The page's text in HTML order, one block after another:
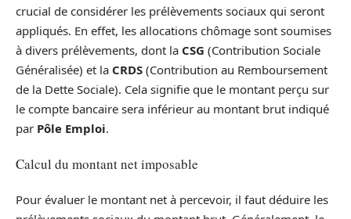
crucial de considérer les prélèvements sociaux qui seront
appliqués. En effet, les allocations chômage sont soumises
à divers prélèvements, dont la CSG (Contribution Sociale
Généralisée) et la CRDS (Contribution au Remboursement
de la Dette Sociale). Cela signifie que le montant perçu sur
le compte bancaire sera inférieur au montant brut indiqué
par Pôle Emploi.
Calcul du montant net imposable
Pour évaluer le montant net à percevoir, il faut déduire les